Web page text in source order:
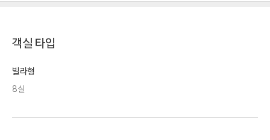
객실 타입
빌라형
8실